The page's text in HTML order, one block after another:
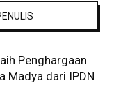
Penghargaan
Madya dari IPDN